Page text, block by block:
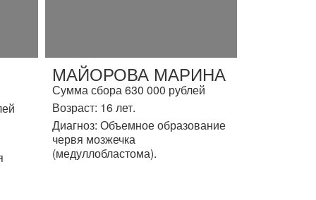
МАЙОРОВА МАРИНА
Сумма сбора 630 000 рублей
Возраст: 16 лет.
Диагноз: Объемное образование
червя мозжечка
(медуллобластома).